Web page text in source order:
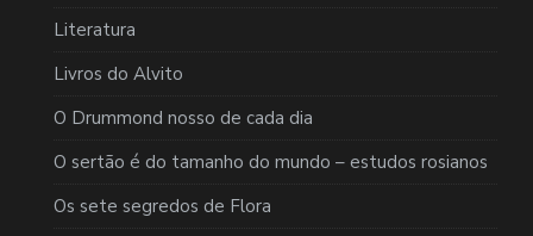
Literatura
Livros do Alvito
O Drummond nosso de cada dia
O sertão é do tamanho do mundo – estudos rosianos
Os sete segredos de Flora